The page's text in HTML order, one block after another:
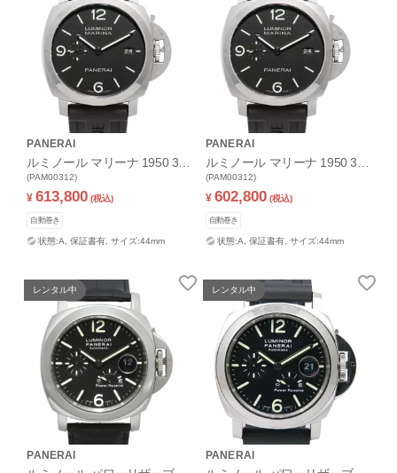
PANERAI
ルミノール マリーナ 1950 3デ
イズ
(PAM00312)
¥613,800 (税込)
自動巻き
状態:A, 保証書有, サイズ:44mm
PANERAI
ルミノール マリーナ 1950 3デ
イズ
(PAM00312)
¥602,800 (税込)
自動巻き
状態:A, 保証書有, サイズ:44mm
レンタル中
PANERAI
レンタル中
PANERAI